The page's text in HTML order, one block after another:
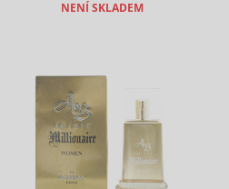
NENÍ SKLADEM